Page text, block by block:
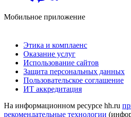
Мобильное приложение
Этика и комплаенс
Оказание услуг
Использование сайтов
Защита персональных данных
Пользовательское соглашение
ИТ аккредитация
На информационном ресурсе hh.ru
рекомендательные технологии